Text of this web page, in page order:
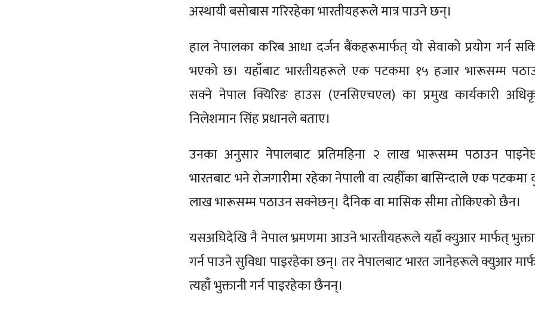
अस्थायी बसोबास गरिरहेका भारतीयहरूले मात्र पाउने छन्।
हाल नेपालका करिब आधा दर्जन बैंकहरूमार्फत् यो सेवाको प्रयोग गर्न
भएको छ। यहाँबाट भारतीयहरूले एक पटकमा १५ हजार भारूसम्म
सक्ने नेपाल क्यिरिङ हाउस (एनसिएचएल) का प्रमुख कार्यकारी
निलेशमान सिंह प्रधानले बताए।
उनका अनुसार नेपालबाट प्रतिमहिना २ लाख भारूसम्म पठाउन
भारतबाट भने रोजगारीमा रहेका नेपाली वा त्यहीँका बासिन्दाले एक पटकमा
लाख भारूसम्म पठाउन सक्नेछन्। दैनिक वा मासिक सीमा तोकिएको छैन।
यसअघिदेखि नै नेपाल भ्रमणमा आउने भारतीयहरूले यहाँ क्युआर मार्फत्
गर्न पाउने सुविधा पाइरहेका छन्। तर नेपालबाट भारत जानेहरूले क्युआर
त्यहाँ भुक्तानी गर्न पाइरहेका छैनन्।